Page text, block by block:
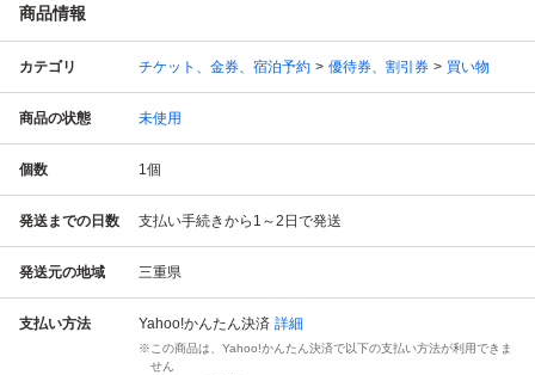
商品情報
カテゴリ チケット、金券、宿泊予約 優待券、割引券 買い物
商品の状態 未使用
個数 1個
発送までの日数 支払い手続きから1～2日で発送
発送元の地域 三重県
支払い方法 Yahoo!かんたん決済 詳細
この商品は、Yahoo!かんたん決済で以下の支払い方法が利用できま
せん